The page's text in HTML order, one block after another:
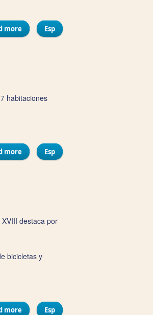
more about Hotel Boutique Convento Cádiz
Esp
habitaciones
more about Hotel Dormos
Esp
destaca por
bicicletas y
more about Hotel Casa de las Cuatro Torres
Esp